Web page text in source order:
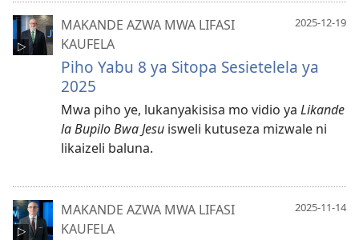
2025-12-19
MAKANDE AZWA MWA LIFASI
KAUFELA
Piho Yabu 8 ya Sitopa Sesietelela ya
2025
Mwa piho ye, lukanyakisisa mo vidio ya Likande
la Bupilo Bwa Jesu isweli kutuseza mizwale ni
likaizeli baluna.
2025-11-14
MAKANDE AZWA MWA LIFASI
KAUFELA